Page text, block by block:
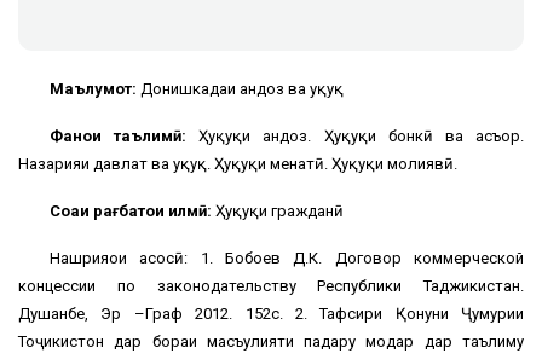
Маълумот: Донишкадаи андоз ва ҳуқуқ
Фанҳои таълимӣ: Ҳуқуқи андоз. Ҳуқуқи бонкӣ ва асъор.
Назарияи давлат ва ҳуқуқ. Ҳуқуқи меҳнатӣ. Ҳуқуқи молиявӣ.
Соҳаи рағбатҳои илмӣ: Ҳуқуқи гражданӣ
Нашрияҳои асосӣ: 1. Бобоев Д.К. Договор коммерческой
концессии по законодательству Республики Таджикистан.
Душанбе, Эр –Граф 2012. 152с. 2. Тафсири Қонуни Ҷумҳурии
Тоҷикистон дар бораи масъулияти падару модар дар таълиму